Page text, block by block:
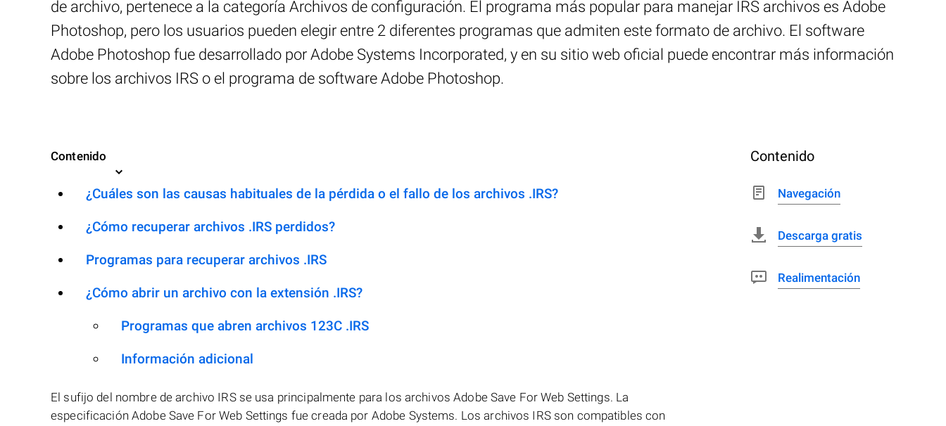
de archivo, pertenece a la categoría Archivos de configuración. El programa más popular para manejar IRS archivos es Adobe
Photoshop, pero los usuarios pueden elegir entre 2 diferentes programas que admiten este formato de archivo. El software
Adobe Photoshop fue desarrollado por Adobe Systems Incorporated, y en su sitio web oficial puede encontrar más información
sobre los archivos IRS o el programa de software Adobe Photoshop.
Contenido
¿Cuáles son las causas habituales de la pérdida o el fallo de los archivos .IRS?
¿Cómo recuperar archivos .IRS perdidos?
Programas para recuperar archivos .IRS
¿Cómo abrir un archivo con la extensión .IRS?
Programas que abren archivos 123C .IRS
Información adicional
El sufijo del nombre de archivo IRS se usa principalmente para los archivos Adobe Save For Web Settings. La
especificación Adobe Save For Web Settings fue creada por Adobe Systems. Los archivos IRS son compatibles con
Contenido
Navegación
Descarga gratis
Realimentación